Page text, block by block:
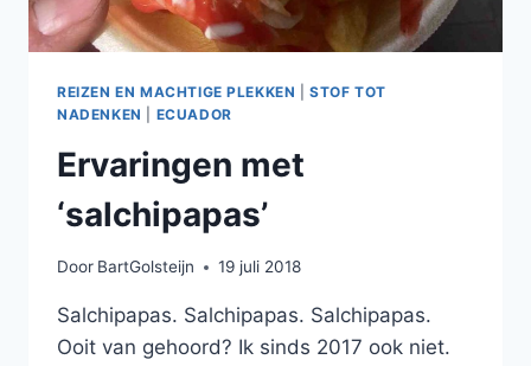
REIZEN EN MACHTIGE PLEKKEN |STOF TOT
NADENKEN
ECUADOR
Ervaringen met
‘salchipapas’
Door BartGolsteijn 19 juli 2018
Salchipapas. Salchipapas. Salchipapas.
Ooit van gehoord? Ik sinds 2017 ook niet.